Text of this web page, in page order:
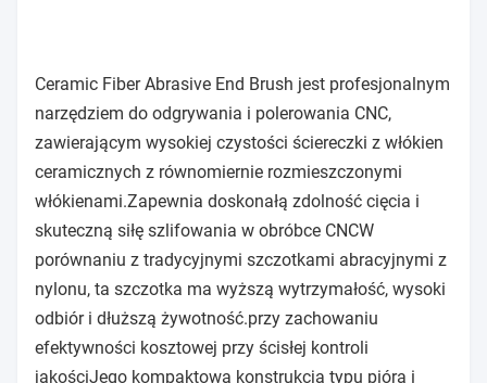
Ceramic Fiber Abrasive End Brush jest profesjonalnym
narzędziem do odgrywania i polerowania CNC,
zawierającym wysokiej czystości ściereczki z włókien
ceramicznych z równomiernie rozmieszczonymi
włókienami.Zapewnia doskonałą zdolność cięcia i
skuteczną siłę szlifowania w obróbce CNCW
porównaniu z tradycyjnymi szczotkami abracyjnymi z
nylonu, ta szczotka ma wyższą wytrzymałość, wysoki
odbiór i dłuższą żywotność.przy zachowaniu
efektywności kosztowej przy ścisłej kontroli
jakościJego kompaktowa konstrukcja typu pióra i